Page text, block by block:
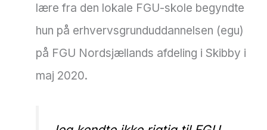
lære fra den lokale FGU-skole begyndte
hun på erhvervsgrunduddannelsen (egu)
på FGU Nordsjællands afdeling i Skibby i
maj 2020.